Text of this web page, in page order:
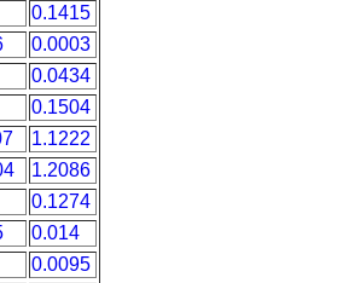
0.1415
0.0003
0.0434
0.1504
1.1222
1.2086
0.1274
0.014
0.0095